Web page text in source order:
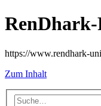
https://www.rendhark-
Zum Inhalt